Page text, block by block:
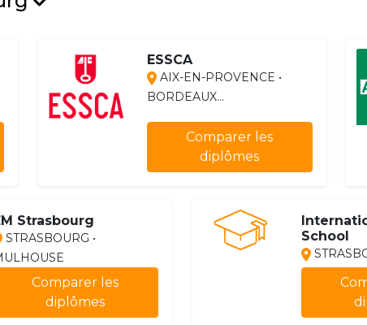
ESSCA
AIX-EN-PROVENCE •
BORDEAUX...
Comparer les
diplômes
Strasbourg
STRASBOURG •
Comparer les
diplômes
School